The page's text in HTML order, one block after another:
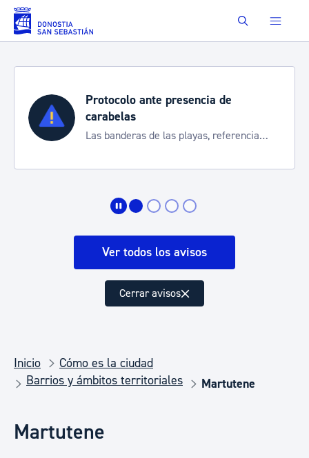
Saltar al contenido principal Buscar
ante presencia de
de las playas, referencia
Cortes de
de transporte
Ver todos los avisos
Cerrar avisos
Inicio
Cómo es la ciudad
Barrios y ámbitos territoriales
Martutene
Martutene